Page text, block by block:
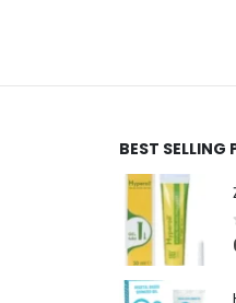
BEST SELLING